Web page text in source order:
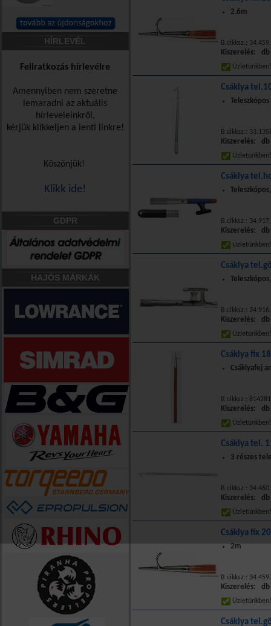
HÍRLEVÉL
Feliratkozás hírlevélre
Amennyiben nem szeretne
lemaradni az aktuális
hírleveleinkről,
kérjük klikkeljen a lenti linkre!
Köszönjük!
Klikk ide!
GDPR
HAJÓS MÁRKÁK
2.6m
B.cikksz.:
Kiszerelés: db
Csáklya
Teleszkópos
B.cikksz.:
Kiszerelés: db
Csáklya
B.cikksz.:
Kiszerelés: db
Csáklya
B.cikksz.:
Kiszerelés: db
Csáklya fix
Csáklyafej
B.cikksz.:
Kiszerelés: db
Csáklya tel.
3 részes
B.cikksz.:
Kiszerelés: db
Csáklya fix
2m
B.cikksz.:
Kiszerelés: db
Csáklya